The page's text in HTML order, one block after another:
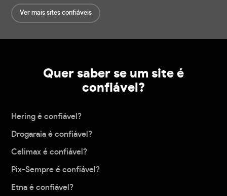
Ver mais sites confiáveis
Quer saber se um site é
confiável?
Hering é confiável?
Drogaraia é confiável?
Celimax é confiável?
Pix-Sempre é confiável?
Etna é confiável?